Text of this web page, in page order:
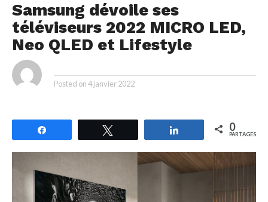
Samsung dévoile ses
téléviseurs 2022 MICRO LED,
Neo QLED et Lifestyle
Posted on4 janvier 2022
Partagez 0
PARTAGES